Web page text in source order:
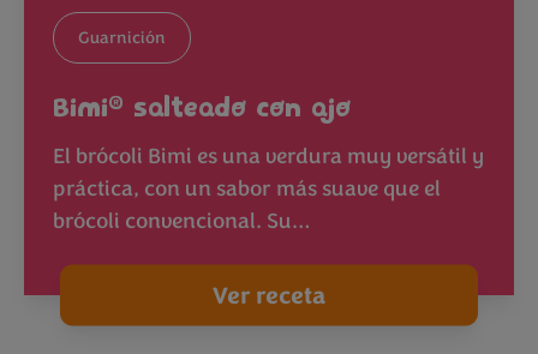
Guarnición
Bimi® salteado con ajo
El brócoli Bimi es una verdura muy versátil y
práctica, con un sabor más suave que el
brócoli convencional. Su…
Ver receta